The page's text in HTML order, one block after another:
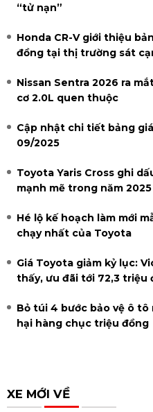
“tử nạn”
Honda CR-V giới thiệu
đồng tại thị trường sát
Nissan Sentra 2026 ra
cơ 2.0L quen thuộc
Cập nhật chi tiết bảng
09/2025
Toyota Yaris Cross ghi
mạnh mẽ trong năm 2025
Hé lộ kế hoạch làm mới
chạy nhất của Toyota
Giá Toyota giảm kỷ lục:
thấy, ưu đãi tới 72,3 triệu
Bỏ túi 4 bước bảo vệ ô
hại hàng chục triệu đồng
XE MỚI VỀ